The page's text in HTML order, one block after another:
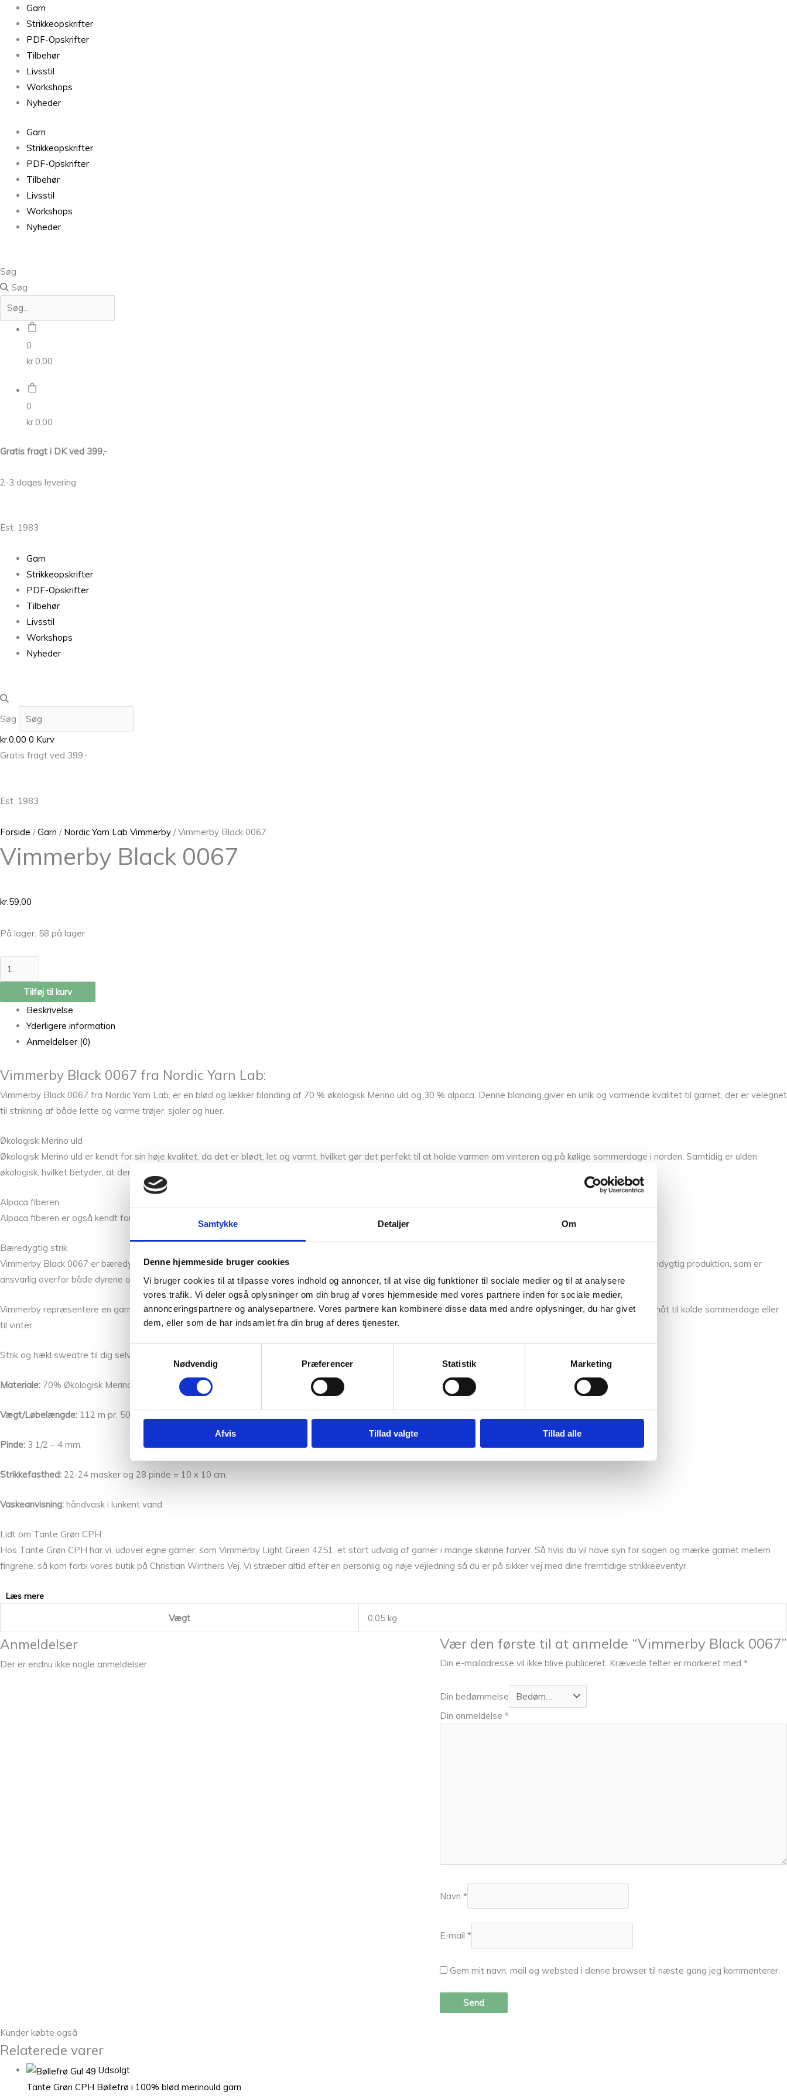
Samtykke Detaljer Om
Denne hjemmeside bruger cookies
Vi bruger cookies til at tilpasse vores indhold og annoncer, til at vise dig funktioner til sociale medier og til at analysere
vores trafik. Vi deler også oplysninger om din brug af vores hjemmeside med vores partnere inden for sociale medier,
annonceringspartnere og analysepartnere. Vores partnere kan kombinere disse data med andre oplysninger, du har givet
dem, eller som de har indsamlet fra din brug af deres tjenester.
Nødvendig
Præferencer Statistik Marketing
Afvis Tillad valgte Tillad alle
Garn
Strikkeopskrifter
PDF-Opskrifter
Tilbehør
Livsstil
Workshops
Nyheder
Garn
Strikkeopskrifter
PDF-Opskrifter
Tilbehør
Livsstil
Workshops
Nyheder
Søg
Søg
0
kr.0,00
0
kr.0,00
Gratis fragt i DK ved 399,-
2-3 dages levering
Est. 1983
Garn
Strikkeopskrifter
PDF-Opskrifter
Tilbehør
Livsstil
Workshops
Nyheder
Søg
kr.0,00 0 Kurv
Gratis fragt ved 399,-
Est. 1983
Forside /Garn / Nordic Yarn Lab Vimmerby / Vimmerby Black 0067
Vimmerby Black 0067
kr.59,00
På lager: 58 på lager
Vimmerby
Black
0067
antal
Tilføj til kurv
Beskrivelse
Yderligere information
Anmeldelser (0)
Vimmerby Black 0067 fra Nordic Yarn Lab:
Vimmerby Black 0067 fra Nordic Yarn Lab, er en blød og lækker blanding af 70 % økologisk Merino uld og 30 % alpaca. Denne blanding giver en unik og varmende kvalitet til garnet, der er velegnet
til strikning af både lette og varme trøjer, sjaler og huer.
Økologisk Merino uld
Økologisk Merino uld er kendt for sin høje kvalitet, da det er blødt, let og varmt, hvilket gør det perfekt til at holde varmen om vinteren og på kølige sommerdage i norden. Samtidig er ulden
økologisk, hvilket betyder, at den er produceret på en bæredygtig måde uden brug af skadelige kemikalier.
Alpaca fiberen
Alpaca fiberen er også kendt for sin blødhed og varme, og tilføjer en ekstra dimension til garnet, der gør det endnu mere blødt og behageligt at strikke med.
Bæredygtig strik
Vimmerby Black 0067 er bæredygtig strik, da det er produceret med fokus på at minimere miljøpåvirkningen. Der er lagt vægt på at bruge økologisk uld og en bæredygtig produktion, som er
ansvarlig overfor både dyrene og miljøet.
Vimmerby repræsentere en garn kvaliteten der er blød, varm og bæredygtig kvalitet, som er ideel til strikning af lækre, bløde og varme strikkeprojekter i stort og småt til kolde sommerdage eller
til vinter.
Strik og hækl sweatre til dig selv i denne garn. På pinde 4 går det jo hurtigt.
Materiale: 70% Økologisk Merino Uld og 30 % Alpaca.
Vægt/Løbelængde: 112 m pr. 50 g.
Pinde: 3 1/2 – 4 mm.
Strikkefasthed: 22-24 masker og 28 pinde = 10 x 10 cm.
Vaskeanvisning: håndvask i lunkent vand.
Lidt om Tante Grøn CPH:
Hos Tante Grøn CPH har vi, udover egne garner, som Vimmerby Light Green 4251, et stort udvalg af garner i mange skønne farver. Så hvis du vil have syn for sagen og mærke garnet mellem
fingrene, så kom forbi vores butik på Christian Winthers Vej. Vi stræber altid efter en personlig og nøje vejledning så du er på sikker vej med dine fremtidige strikkeeventyr.
Læs mere
Vægt 0,05 kg
Anmeldelser
Der er endnu ikke nogle anmeldelser.
Vær den første til at anmelde “Vimmerby Black 0067”
Din e-mailadresse vil ikke blive publiceret. Krævede felter er markeret med *
Din bedømmelse
Din anmeldelse *
Navn *
E-mail *
Gem mit navn, mail og websted i denne browser til næste gang jeg kommenterer.
Kunder købte også
Relaterede varer
Udsolgt
Tante Grøn CPH Bøllefrø i 100% blød merinould garn